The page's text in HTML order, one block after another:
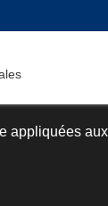
appliquées